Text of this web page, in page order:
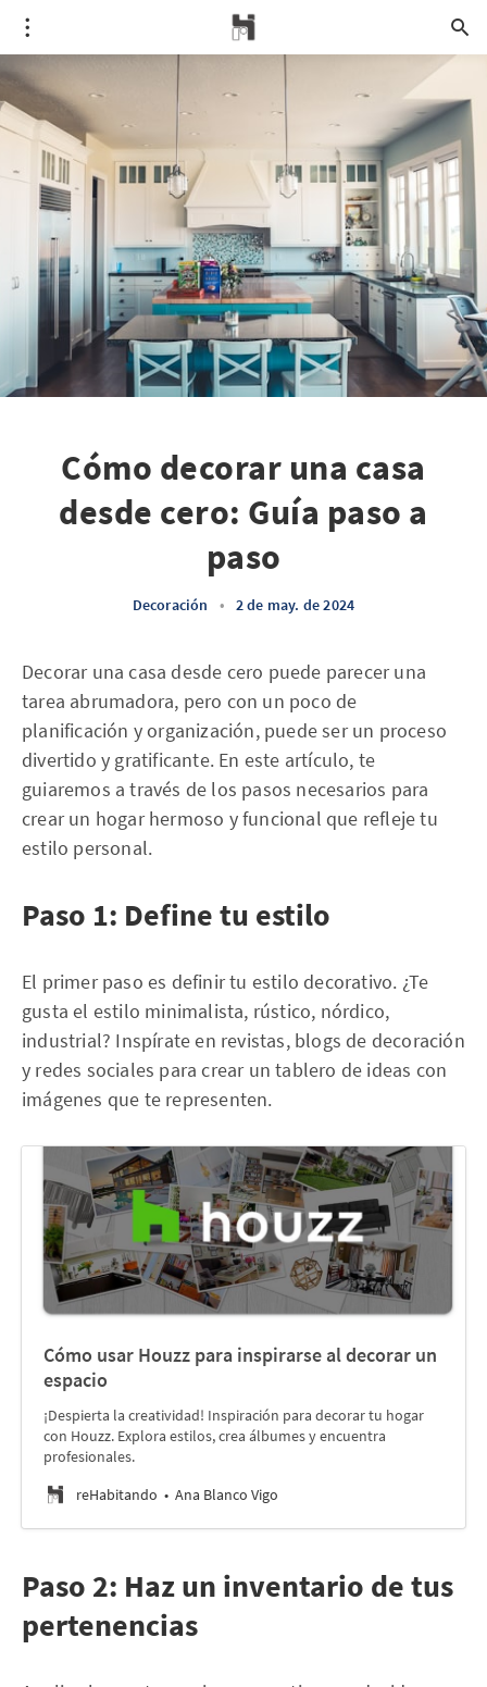
Cómo decorar una casa
desde cero: Guía paso a
paso
Decoración • 2 de may. de 2024
Decorar una casa desde cero puede parecer una
tarea abrumadora, pero con un poco de
planificación y organización, puede ser un proceso
divertido y gratificante. En este artículo, te
guiaremos a través de los pasos necesarios para
crear un hogar hermoso y funcional que refleje tu
estilo personal.
Paso 1: Define tu estilo
El primer paso es definir tu estilo decorativo. ¿Te
gusta el estilo minimalista, rústico, nórdico,
industrial? Inspírate en revistas, blogs de decoración
y redes sociales para crear un tablero de ideas con
imágenes que te representen.
Cómo usar Houzz para inspirarse al decorar un
espacio
¡Despierta la creatividad! Inspiración para decorar tu hogar
con Houzz. Explora estilos, crea álbumes y encuentra
profesionales.
reHabitando
Ana Blanco Vigo
Paso 2: Haz un inventario de tus
pertenencias